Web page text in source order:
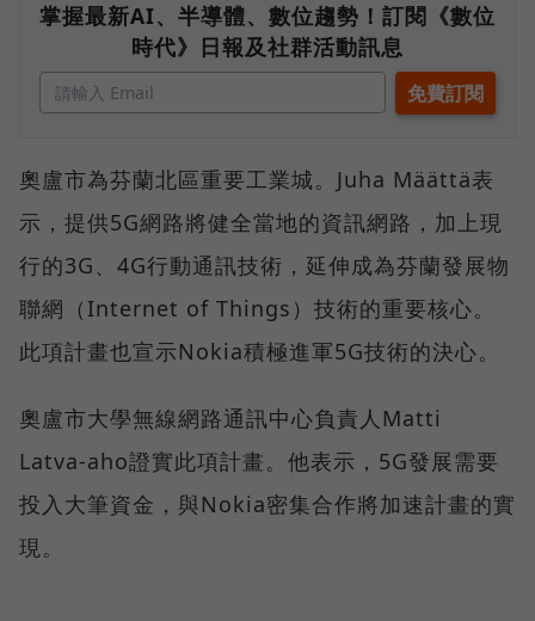
掌握最新AI、半導體、數位趨勢！訂閱《數位
時代》日報及社群活動訊息
奧盧市為芬蘭北區重要工業城。Juha Määttä表
示，提供5G網路將健全當地的資訊網路，加上現
行的3G、4G行動通訊技術，延伸成為芬蘭發展物
聯網（Internet of Things）技術的重要核心。
此項計畫也宣示Nokia積極進軍5G技術的決心。
奧盧市大學無線網路通訊中心負責人Matti
Latva-aho證實此項計畫。他表示，5G發展需要
投入大筆資金，與Nokia密集合作將加速計畫的實
現。